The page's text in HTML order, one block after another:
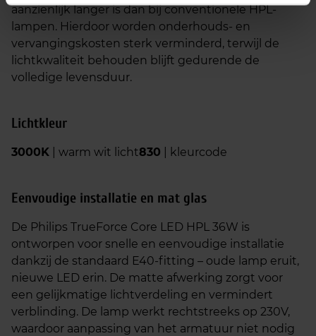
aanzienlijk langer is dan bij conventionele HPL-
lampen. Hierdoor worden onderhouds- en
vervangingskosten sterk verminderd, terwijl de
lichtkwaliteit behouden blijft gedurende de
volledige levensduur.
Lichtkleur
3000K | warm wit licht830 | kleurcode
Eenvoudige installatie en mat glas
De Philips TrueForce Core LED HPL 36W is
ontworpen voor snelle en eenvoudige installatie
dankzij de standaard E40-fitting – oude lamp eruit,
nieuwe LED erin. De matte afwerking zorgt voor
een gelijkmatige lichtverdeling en vermindert
verblinding. De lamp werkt rechtstreeks op 230V,
waardoor aanpassing van het armatuur niet nodig